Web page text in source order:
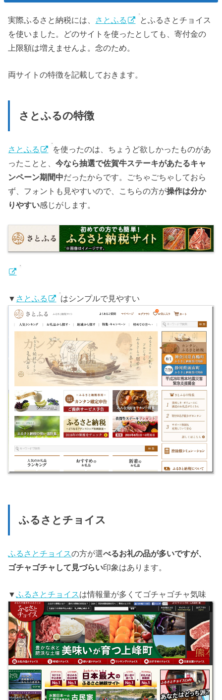
実際ふるさと納税には、 さとふる
とふるさとチョイス
を使いました。どのサイトを使ったとしても、寄付金の
上限額は増えませんよ。念のため。
両サイトの特徴を記載しておきます。
さとふるの特徴
さとふる
を使ったのは、ちょうど欲しかったものがあ
ったことと、今なら抽選で佐賀牛ステーキがあたるキャ
ンペーン期間中だったからです。ごちゃごちゃしておら
ず、フォントも見やすいので、こちらの方が操作は分か
りやすい感じがします。
▼ さとふる はシンプルで見やすい
ふるさとチョイス
ふるさとチョイスの方が選べるお礼の品が多いですが、
ゴチャゴチャして見づらい印象はあります。
▼ふるさとチョイスは情報量が多くてゴチャゴチャ気味